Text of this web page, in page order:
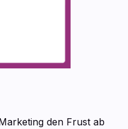
den Frust ab